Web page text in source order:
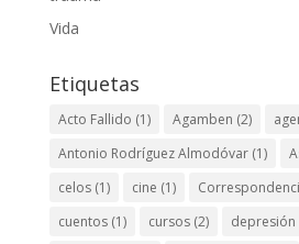
Vida
Etiquetas
Acto Fallido (1) Agamben (2)
Antonio Rodríguez Almodóvar(1)
celos(1) cine (1)
cuentos(1) cursos(2) depresión